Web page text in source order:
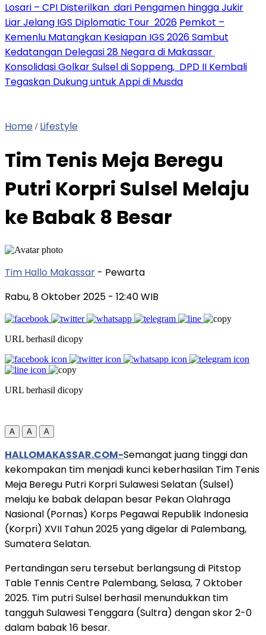
Losari – CPI Disterilkan dari Pengamen hingga Jukir
Liar Jelang IGS Diplomatic Tour 2026 Pemkot –
Kemenlu Matangkan Kesiapan IGS 2026 Sambut
Kedatangan Delegasi 28 Negara di Makassar
Konsolidasi Golkar Sulsel di Soppeng, DPD II Kembali
Tegaskan Dukung untuk Appi di Musda
Home / Lifestyle
Tim Tenis Meja Beregu
Putri Korpri Sulsel Melaju
ke Babak 8 Besar
Tim Hallo Makassar - Pewarta
Rabu, 8 Oktober 2025 - 12:40 WIB
URL berhasil dicopy
URL berhasil dicopy
A A A
HALLOMAKASSAR.COM-Semangat juang tinggi dan
kekompakan tim menjadi kunci keberhasilan Tim Tenis
Meja Beregu Putri Korpri Sulawesi Selatan (Sulsel)
melaju ke babak delapan besar Pekan Olahraga
Nasional (Pornas) Korps Pegawai Republik Indonesia
(Korpri) XVII Tahun 2025 yang digelar di Palembang,
Sumatera Selatan.
Pertandingan seru tersebut berlangsung di Pitstop
Table Tennis Centre Palembang, Selasa, 7 Oktober
2025. Tim putri Sulsel berhasil menundukkan tim
tangguh Sulawesi Tenggara (Sultra) dengan skor 2-0
dalam babak 16 besar.